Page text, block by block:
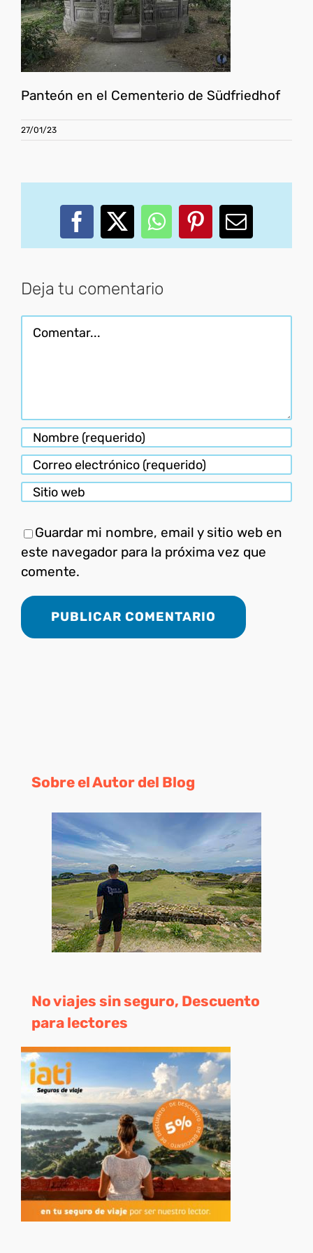
Panteón en el Cementerio de Südfriedhof
27/01/23
Facebook
X WhatsApp
PinterestCorreo
Deja tu comentario
Comentar
Guardar mi nombre, email y sitio web en
este navegador para la próxima vez que
comente.
Sobre el Autor del Blog
No viajes sin seguro, Descuento
para lectores